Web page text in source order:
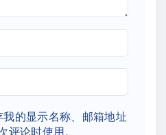
的显示名称、邮箱地址
评论时使用。